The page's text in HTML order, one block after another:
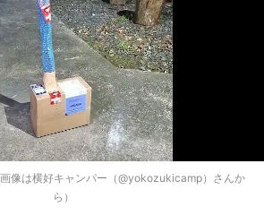
像は横好キャンパー（@yokozukicamp）さんか
ら）